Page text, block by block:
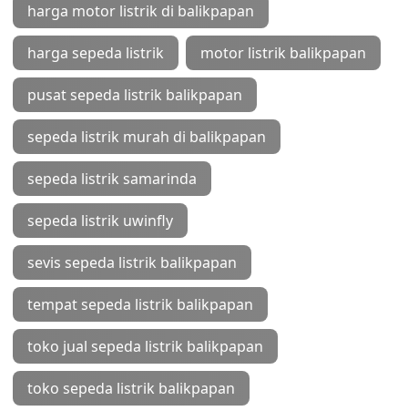
harga motor listrik di balikpapan
harga sepeda listrik motor listrik balikpapan
pusat sepeda listrik balikpapan
sepeda listrik murah di balikpapan
sepeda listrik samarinda
sepeda listrik uwinfly
sevis sepeda listrik balikpapan
tempat sepeda listrik balikpapan
toko jual sepeda listrik balikpapan
toko sepeda listrik balikpapan